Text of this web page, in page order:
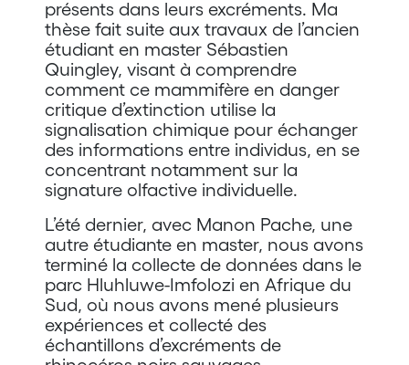
présents dans leurs excréments. Ma
thèse fait suite aux travaux de l’ancien
étudiant en master Sébastien
Quingley, visant à comprendre
comment ce mammifère en danger
critique d’extinction utilise la
signalisation chimique pour échanger
des informations entre individus, en se
concentrant notamment sur la
signature olfactive individuelle.
L’été dernier, avec Manon Pache, une
autre étudiante en master, nous avons
terminé la collecte de données dans le
parc Hluhluwe-Imfolozi en Afrique du
Sud, où nous avons mené plusieurs
expériences et collecté des
échantillons d’excréments de